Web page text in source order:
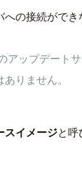
の接続がで
ップデート
りません。
スイメージと呼